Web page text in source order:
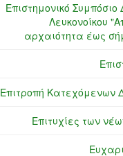
Επιστημονικό Συμπόσιο
Λευκονοίκου
αρχαιότητα έως
Επιτροπή Κατεχόμενων
Επιτυχίες των